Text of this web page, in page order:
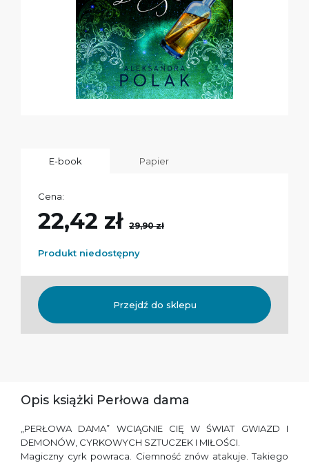
E-book Papier
Cena:
22,42 zł 29,90 zł
Produkt niedostępny
Przejdź do sklepu
Opis książki Perłowa dama
„PERŁOWA DAMA” WCIĄGNIE CIĘ W ŚWIAT GWIAZD I
DEMONÓW, CYRKOWYCH SZTUCZEK I MIŁOŚCI.
Magiczny cyrk powraca. Ciemność znów atakuje. Takiego